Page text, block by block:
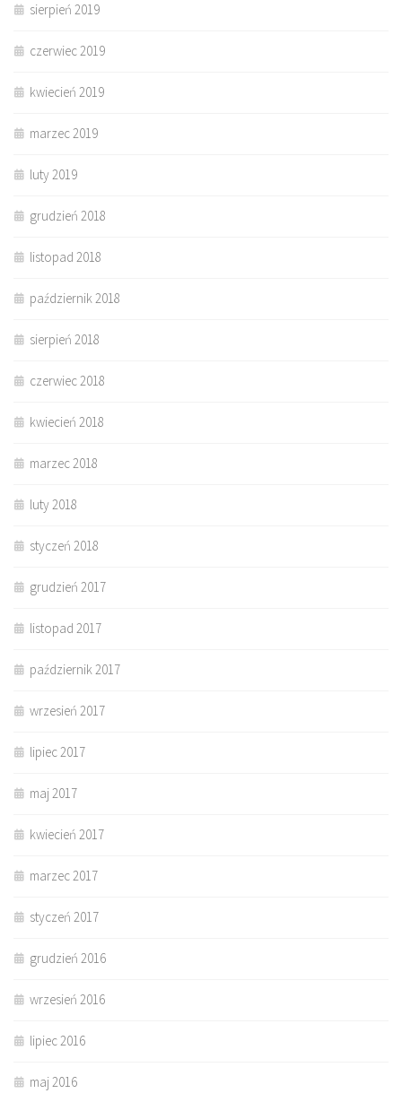
sierpień 2019
czerwiec 2019
kwiecień 2019
marzec 2019
luty 2019
grudzień 2018
listopad 2018
październik 2018
sierpień 2018
czerwiec 2018
kwiecień 2018
marzec 2018
luty 2018
styczeń 2018
grudzień 2017
listopad 2017
październik 2017
wrzesień 2017
lipiec 2017
maj 2017
kwiecień 2017
marzec 2017
styczeń 2017
grudzień 2016
wrzesień 2016
lipiec 2016
maj 2016